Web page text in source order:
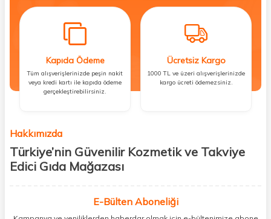
Kapıda Ödeme
Tüm alışverişlerinizde peşin nakit
veya kredi kartı ile kapıda ödeme
gerçekleştirebilirsiniz.
Ücretsiz Kargo
1000 TL ve üzeri alışverişlerinizde
kargo ücreti ödemezsiniz.
Hakkımızda
Türkiye’nin Güvenilir Kozmetik ve Takviye
Edici Gıda Mağazası
kişisel bakım hem de takviye edici gıda ürünlerini sizlerle
buluşturuyoruz. Artık mağaza mağaza dolaşmanıza gerek yok;
E-Bülten Aboneliği